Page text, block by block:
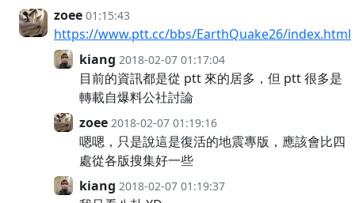
zoee 01:15:43
https://www.ptt.cc/bbs/EarthQuake26/index.html
kiang 2018-02-07 01:17:04
目前的資訊都是從 ptt 來的居多，但 ptt 很多是
轉載自爆料公社討論
zoee 2018-02-07 01:19:16
嗯嗯，只是說這是復活的地震專版，應該會比四
處從各版搜集好一些
kiang 2018-02-07 01:19:37